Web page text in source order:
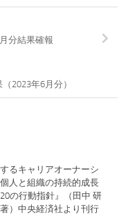
分結果確報
2023年6月分）
するキャリアオーナーシ
人と組織の持続的成長
の行動指針』（田中 研
）中央経済社より刊行